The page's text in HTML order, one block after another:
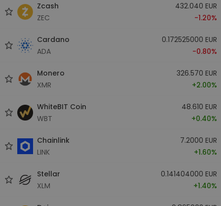
Zcash
ZEC
432.040 EUR
-1.20%
Cardano
ADA
0.172525000 EUR
-0.80%
Monero
XMR
326.570 EUR
+2.00%
WhiteBIT Coin
WBT
48.610 EUR
+0.40%
Chainlink
LINK
7.2000 EUR
+1.60%
Stellar
XLM
0.141404000 EUR
+1.40%